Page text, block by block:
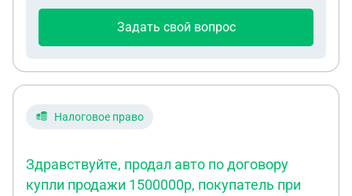
Задать свой вопрос
Налоговое право
Здравствуйте, продал авто по договору
купли продажи 1500000р, покупатель при